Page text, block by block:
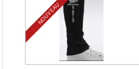
NOUVEAU